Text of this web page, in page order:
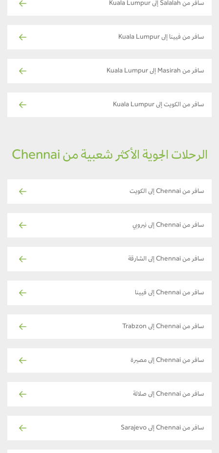
سافر من Salalah إلى Kuala Lumpur
سافر من فيينا إلى Kuala Lumpur
سافر من Masirah إلى Kuala Lumpur
سافر من الكويت إلى Kuala Lumpur
الرحلات الجوية الأكثر شعبية من Chennai
سافر من Chennai إلى الكويت
سافر من Chennai إلى نيروبي
سافر من Chennai إلى الشارقة
سافر من Chennai إلى فيينا
سافر من Chennai إلى Trabzon
سافر من Chennai إلى مصيرة
سافر من Chennai إلى صلالة
سافر من Chennai إلى Sarajevo